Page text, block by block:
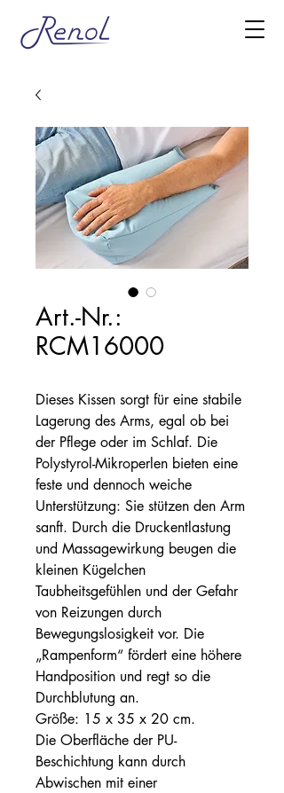
Art.-Nr.:
RCM16000
Dieses Kissen sorgt für eine stabile
Lagerung des Arms, egal ob bei
der Pflege oder im Schlaf. Die
Polystyrol-Mikroperlen bieten eine
feste und dennoch weiche
Unterstützung: Sie stützen den Arm
sanft. Durch die Druckentlastung
und Massagewirkung beugen die
kleinen Kügelchen
Taubheitsgefühlen und der Gefahr
von Reizungen durch
Bewegungslosigkeit vor. Die
„Rampenform“ fördert eine höhere
Handposition und regt so die
Durchblutung an.
Größe: 15 x 35 x 20 cm.
Die Oberfläche der PU-
Beschichtung kann durch
Abwischen mit einer